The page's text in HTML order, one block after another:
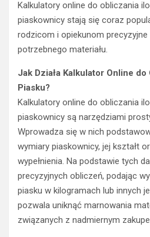
Kalkulatory online do obliczania
piaskownicy stają się coraz
rodzicom i opiekunom
potrzebnego materiału.
Jak Działa Kalkulator Online
Piasku?
Kalkulatory online do obliczania
piaskownicy są narzędziami
Wprowadza się w nich
wymiary piaskownicy, jej kształt
wypełnienia. Na podstawie tych
precyzyjnych obliczeń, podając
piasku w kilogramach lub innych
pozwala uniknąć marnowania
związanych z nadmiernym